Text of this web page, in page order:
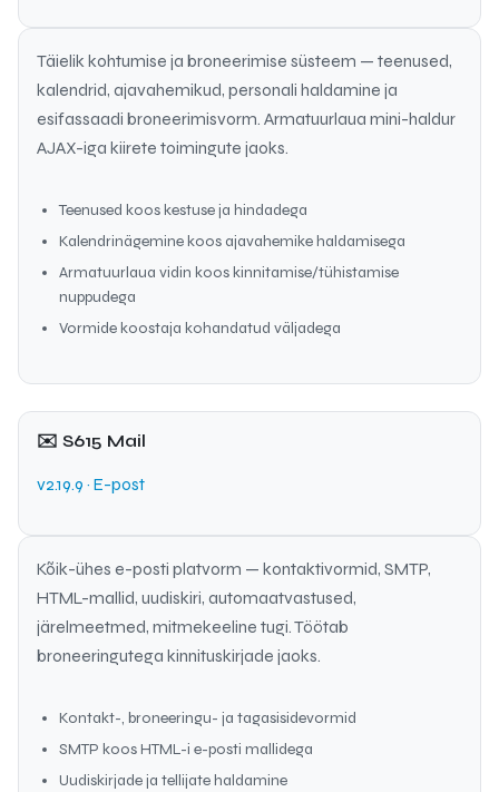
Täielik kohtumise ja broneerimise süsteem — teenused,
kalendrid, ajavahemikud, personali haldamine ja
esifassaadi broneerimisvorm. Armatuurlaua mini-haldur
AJAX-iga kiirete toimingute jaoks.
Teenused koos kestuse ja hindadega
Kalendrinägemine koos ajavahemike haldamisega
Armatuurlaua vidin koos kinnitamise/tühistamise
nuppudega
Vormide koostaja kohandatud väljadega
✉️ S615 Mail
v2.19.9 · E-post
Kõik-ühes e-posti platvorm — kontaktivormid, SMTP,
HTML-mallid, uudiskiri, automaatvastused,
järelmeetmed, mitmekeeline tugi. Töötab
broneeringutega kinnituskirjade jaoks.
Kontakt-, broneeringu- ja tagasisidevormid
SMTP koos HTML-i e-posti mallidega
Uudiskirjade ja tellijate haldamine